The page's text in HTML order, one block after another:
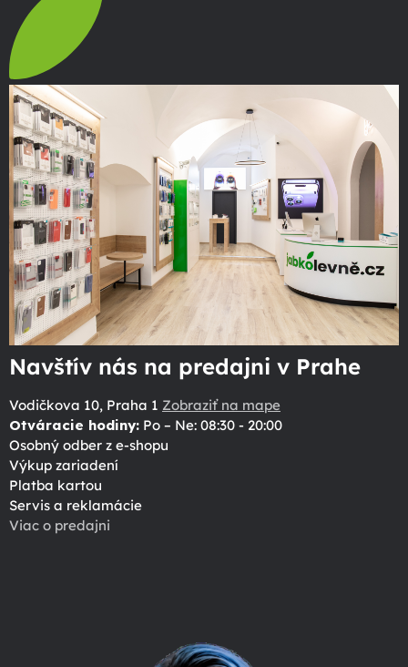
Navštív nás na predajni v Prahe
Vodičkova 10, Praha 1 Zobraziť na mape
Otváracie hodiny: Po – Ne: 08:30 - 20:00
Osobný odber z e-shopu
Výkup zariadení
Platba kartou
Servis a reklamácie
Viac o predajni